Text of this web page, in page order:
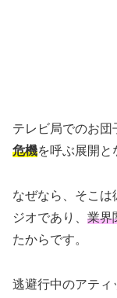
テレビ局でのお団
危機を呼ぶ展開と
なぜなら、そこは
ジオであり、 業界
たからです。
逃避行中のアティ